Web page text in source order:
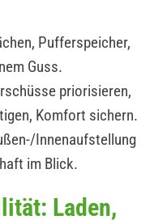
Pufferspeicher,
Guss.
priorisieren,
Komfort sichern.
Innenaufstellung
im Blick.
Laden,